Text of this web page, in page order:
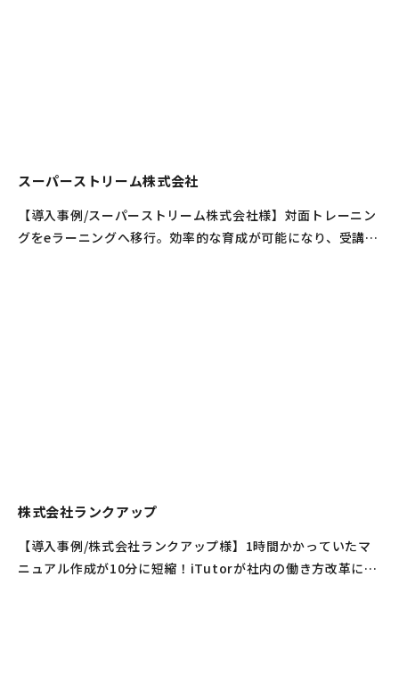
スーパーストリーム株式会社
【導入事例/スーパーストリーム株式会社様】対面トレーニン
グをeラーニングへ移行。効率的な育成が可能になり、受講者
株式会社ランクアップ
【導入事例/株式会社ランクアップ様】1時間かかっていたマ
ニュアル作成が10分に短縮！iTutorが社内の働き方改革にも